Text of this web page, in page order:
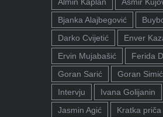
Bjanka Alajbegović
Darko Cvijetić
Enver
Ervin Mujabašić
Ferida
Goran Sarić
Goran Simić
Intervju
Ivana Golijanin
Jasmin Agić
Kratka priča